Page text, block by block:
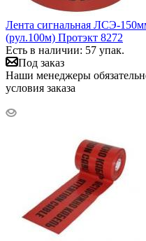
Лента сигнальная ЛСЭ-
(рул.100м) Протэкт 8272
Есть в наличии: 57 упак.
Под заказ
Наши менеджеры
условия заказа